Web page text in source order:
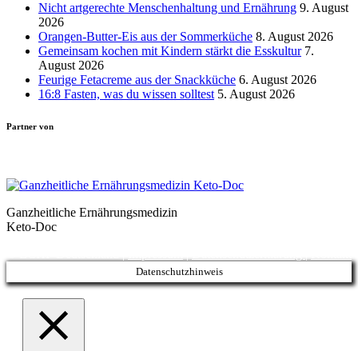
Nicht artgerechte Menschenhaltung und Ernährung 9. August
2026
Orangen-Butter-Eis aus der Sommerküche 8. August 2026
Gemeinsam kochen mit Kindern stärkt die Esskultur 7.
August 2026
Feurige Fetacreme aus der Snackküche 6. August 2026
16:8 Fasten, was du wissen solltest 5. August 2026
Partner von
Ganzheitliche Ernährungsmedizin
Keto-Doc
Datenschutzhinweis